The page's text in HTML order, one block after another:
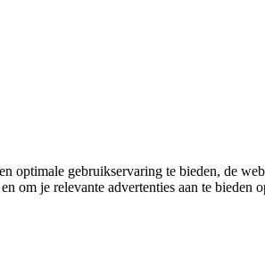
gebruikservaring te bieden, de
om je relevante advertenties aan te